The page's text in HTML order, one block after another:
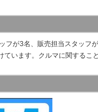
フが3名、販売担当スタッフ
います。クルマに関するこ